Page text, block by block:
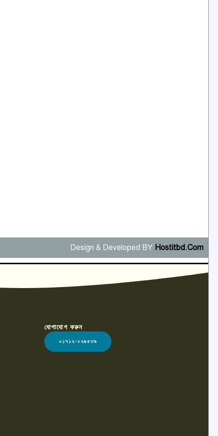
Design & Developed BY Hostitbd.Com
যোগাযোগ করুন
০১৭১২-০২৬৫৩৯